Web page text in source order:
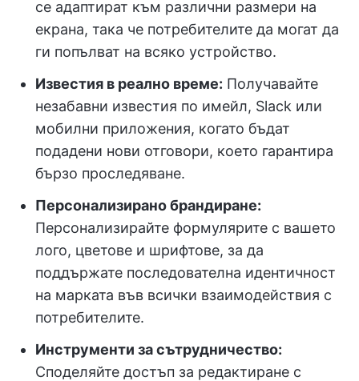
се адаптират към различни размери на
екрана, така че потребителите да могат да
ги попълват на всяко устройство.
Известия в реално време: Получавайте
незабавни известия по имейл, Slack или
мобилни приложения, когато бъдат
подадени нови отговори, което гарантира
бързо проследяване.
Персонализирано брандиране:
Персонализирайте формулярите с вашето
лого, цветове и шрифтове, за да
поддържате последователна идентичност
на марката във всички взаимодействия с
потребителите.
Инструменти за сътрудничество:
Споделяйте достъп за редактиране с